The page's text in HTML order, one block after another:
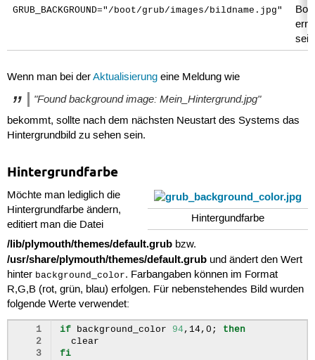
GRUB_BACKGROUND="/boot/grub/images/bildname.jpg"
Wenn man bei derAktualisierungeine Meldung wie
"Found background image: Mein_Hintergrund.jpg"
bekommt, sollte nach dem nächsten Neustart des Systems das
Hintergrundbild zu sehen sein.
Hintergrundfarbe
Hintergundfarbe
Möchte man lediglich die
Hintergrundfarbe ändern,
editiert man die Datei
/lib/plymouth/themes/default.grubbzw.
/usr/share/plymouth/themes/default.grubund ändert den Wert
hinter background_color. Farbangaben können im Format
R,G,B (rot, grün, blau) erfolgen. Für nebenstehendes Bild wurden
folgende Werte verwendet:
1
2
3
if background_color 94 ,14,0 ;
then
fi